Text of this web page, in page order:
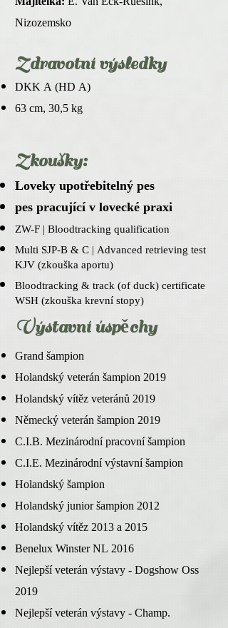
Nizozemsko
Zdravotní výsledky
DKK A (HD A)
63 cm, 30,5 kg
Zkoušky:
Loveky upotřebitelný pes
pes pracující v lovecké praxi
ZW-F | Bloodtracking qualification
Multi SJP-B & C | Advanced retrieving test
KJV(zkouška aportu)
Bloodtracking & track (of duck) certificate
WSH (zkouška krevní stopy)
Výstavní úspěchy
Grand šampion
Holandský veterán šampion 2019
Holandský vítěz veteránů 2019
Německý veterán šampion 2019
C.I.B. Mezinárodní pracovní šampion
C.I.E. Mezinárodní výstavní šampion
Holandský šampion
Holandský junior šampion 2012
Holandský vítěz 2013 a 2015
Benelux Winster NL 2016
Nejlepší veterán výstavy - Dogshow Oss
2019
Nejlepší veterán výstavy - Champ.